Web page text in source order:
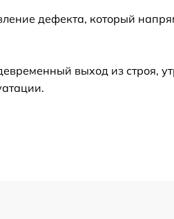
дефекта, который
выход из строя,